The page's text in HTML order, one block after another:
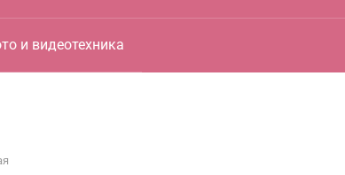
и видеотехника